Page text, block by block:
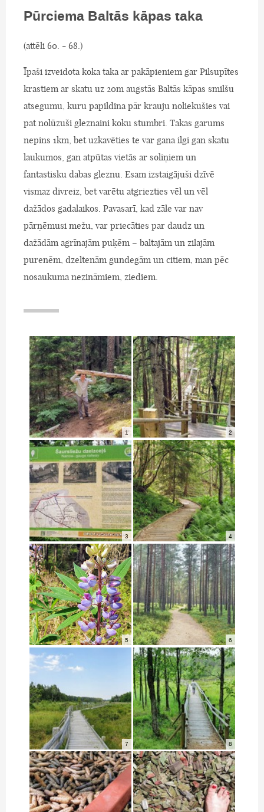
Pūrciema Baltās kāpas taka
(attēli 60. - 68.)
Īpaši izveidota koka taka ar pakāpieniem gar Pilsupītes
krastiem ar skatu uz 20m augstās Baltās kāpas smilšu
atsegumu, kuru papildina pār krauju noliekušies vai
pat nolūzuši gleznaini koku stumbri. Takas garums
nepins 1km, bet uzkavēties te var gana ilgi gan skatu
laukumos, gan atpūtas vietās ar soliņiem un
fantastisku dabas gleznu. Esam izstaigājuši dzīvē
vismaz divreiz, bet varētu atgriezties vēl un vēl
dažādos gadalaikos. Pavasarī, kad zāle var nav
pārņēmusi mežu, var priecāties par daudz un
dažādām agrīnajām puķēm – baltajām un zilajām
purenēm, dzeltenām gundegām un citiem, man pēc
nosaukuma nezināmiem, ziediem.
1 2
3 4
5 6
7 8